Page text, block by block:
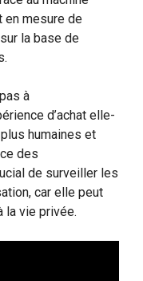
en mesure de
la base de
à
d’achat elle-
humaines et
des
de surveiller les
car elle peut
la vie privée.